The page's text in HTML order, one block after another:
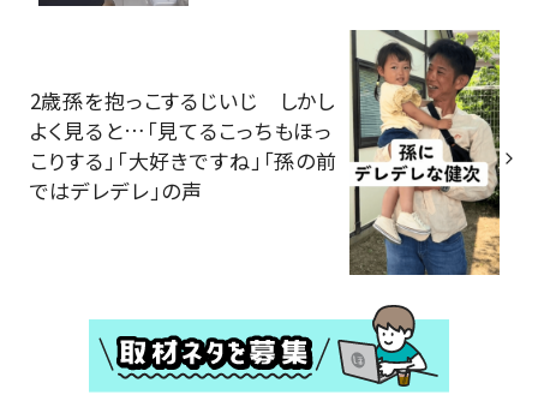
2歳孫を抱っこするじいじ しかし
よく見ると…「見てるこっちもほっ
こりする」「大好きですね」「孫の前
ではデレデレ」の声